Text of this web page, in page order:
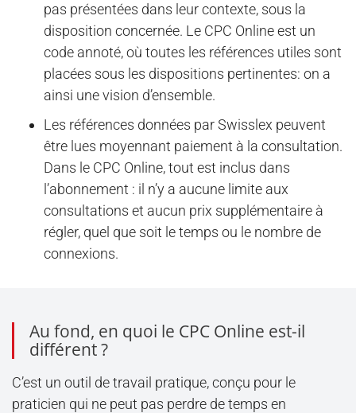
pas présentées dans leur contexte, sous la
disposition concernée. Le CPC Online est un
code annoté, où toutes les références utiles sont
placées sous les dispositions pertinentes: on a
ainsi une vision d’ensemble.
Les références données par Swisslex peuvent
être lues moyennant paiement à la consultation.
Dans le CPC Online, tout est inclus dans
l’abonnement : il n’y a aucune limite aux
consultations et aucun prix supplémentaire à
régler, quel que soit le temps ou le nombre de
connexions.
Au fond, en quoi le CPC Online est-il
différent ?
C’est un outil de travail pratique, conçu pour le
praticien qui ne peut pas perdre de temps en